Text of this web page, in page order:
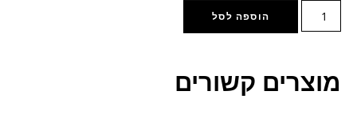
הוספה לסל
מוצרים קשורים